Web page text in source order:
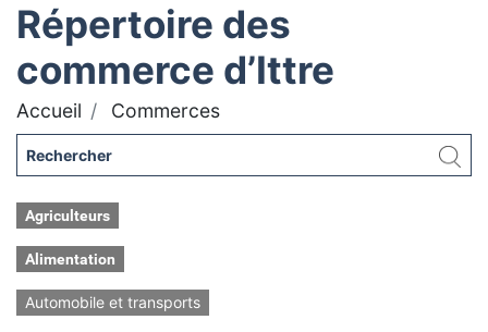
Répertoire des
commerce d’Ittre
Accueil Commerces
Agriculteurs
Alimentation
Automobile et transports